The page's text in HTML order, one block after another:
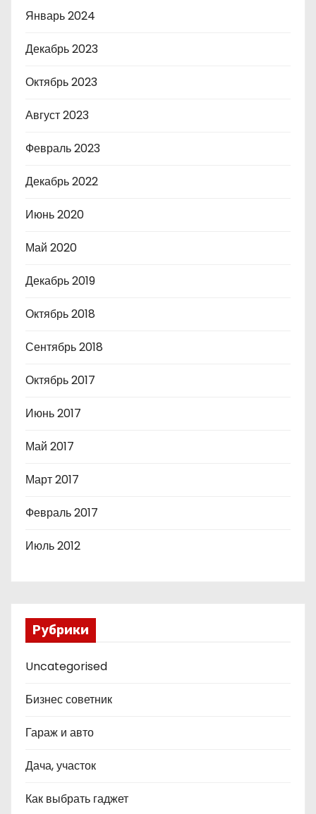
Январь 2024
Декабрь 2023
Октябрь 2023
Август 2023
Февраль 2023
Декабрь 2022
Июнь 2020
Май 2020
Декабрь 2019
Октябрь 2018
Сентябрь 2018
Октябрь 2017
Июнь 2017
Май 2017
Март 2017
Февраль 2017
Июль 2012
Рубрики
Uncategorised
Бизнес советник
Гараж и авто
Дача, участок
Как выбрать гаджет